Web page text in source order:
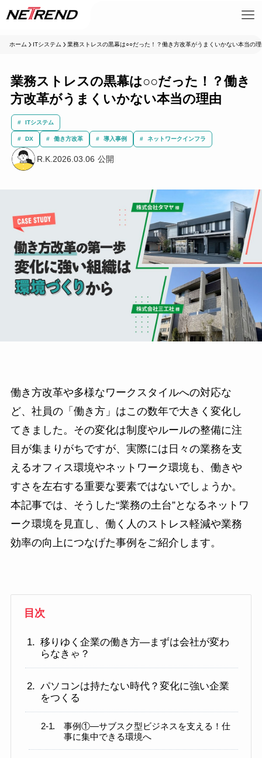
ホーム ITシステム 業務ストレスの黒幕は○○だった！？働き方改革がうまくいかない本当の
業務ストレスの黒幕は○○だった！？働き
方改革がうまくいかない本当の理由
ITシステム
DX 働き方改革 導入事例 ネットワークインフラ
R.K. 2026.03.06
働き方改革や多様なワークスタイルへの対応な
ど、社員の「働き方」はこの数年で大きく変化し
てきました。その変化は制度やルールの整備に注
目が集まりがちですが、実際には日々の業務を支
えるオフィス環境やネットワーク環境も、働きや
すさを左右する重要な要素ではないでしょうか。
本記事では、そうした“業務の土台”となるネットワ
ーク環境を見直し、働く人のストレス軽減や業務
効率の向上につなげた事例をご紹介します。
目次
移りゆく企業の働き方―まずは会社が変わ
らなきゃ？
パソコンは持たない時代？変化に強い企業
をつくる
事例①―サブスク型ビジネスを支える！仕
事に集中できる環境へ